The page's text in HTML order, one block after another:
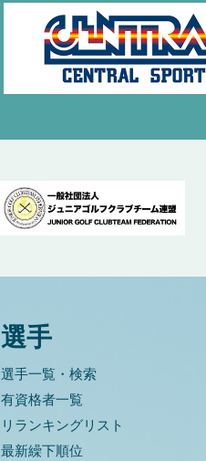
選手
選手一覧・検索
有資格者一覧
リランキングリスト
最新繰下順位